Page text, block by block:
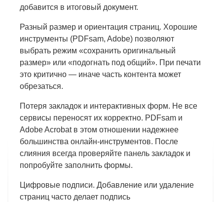
добавится в итоговый документ.
Разный размер и ориентация страниц. Хорошие
инструменты (PDFsam, Adobe) позволяют
выбрать режим «сохранить оригинальный
размер» или «подогнать под общий». При печати
это критично — иначе часть контента может
обрезаться.
Потеря закладок и интерактивных форм. Не все
сервисы переносят их корректно. PDFsam и
Adobe Acrobat в этом отношении надежнее
большинства онлайн-инструментов. После
слияния всегда проверяйте панель закладок и
попробуйте заполнить формы.
Цифровые подписи. Добавление или удаление
страниц часто делает подпись